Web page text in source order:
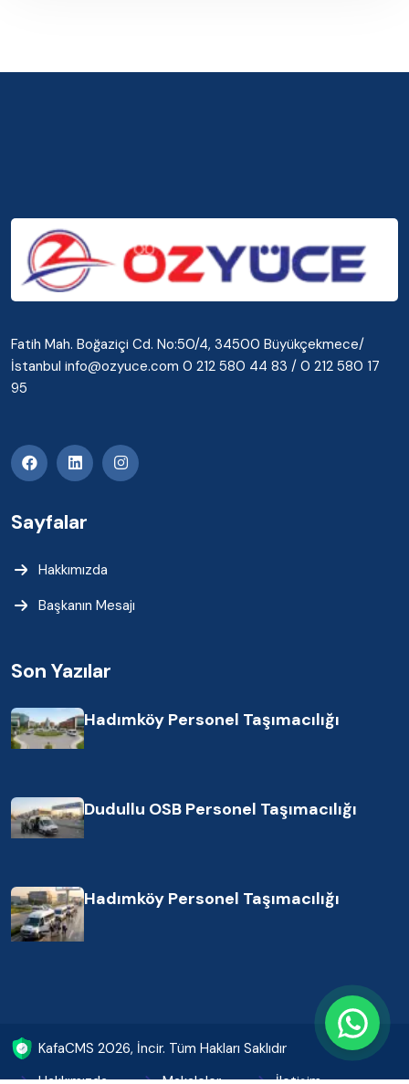
Fatih Mah. Boğaziçi Cd. No:50/4, 34500 Büyükçekmece/
İstanbul info@ozyuce.com 0 212 580 44 83 / 0 212 580 17
95
Sayfalar
Hakkımızda
Başkanın Mesajı
Son Yazılar
Hadımköy Personel Taşımacılığı
Dudullu OSB Personel Taşımacılığı
Hadımköy Personel Taşımacılığı
KafaCMS 2026, İncir. Tüm Hakları Saklıdır